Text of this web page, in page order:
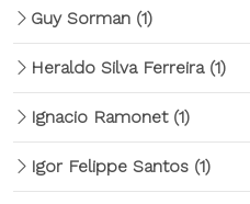
Guy Sorman (1)
Heraldo Silva Ferreira (1)
Ignacio Ramonet (1)
Igor Felippe Santos (1)